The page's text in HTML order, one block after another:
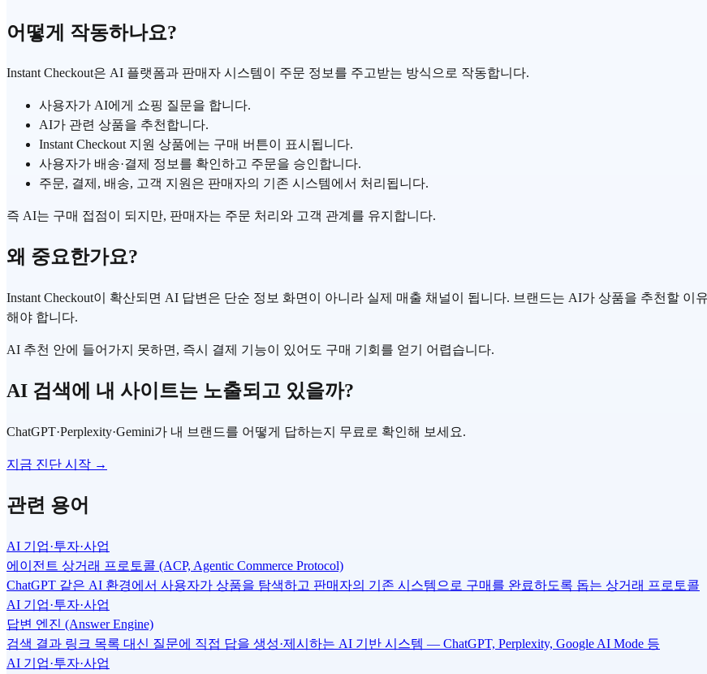
어떻게 작동하나요?
Instant Checkout은 AI 플랫폼과 판매자 시스템이 주문 정보를 주고받는 방식으로 작동합니다.
사용자가 AI에게 쇼핑 질문을 합니다.
AI가 관련 상품을 추천합니다.
Instant Checkout 지원 상품에는 구매 버튼이 표시됩니다.
사용자가 배송·결제 정보를 확인하고 주문을 승인합니다.
주문, 결제, 배송, 고객 지원은 판매자의 기존 시스템에서 처리됩니다.
즉 AI는 구매 접점이 되지만, 판매자는 주문 처리와 고객 관계를 유지합니다.
왜 중요한가요?
Instant Checkout이 확산되면 AI 답변은 단순 정보 화면이 아니라 실제 매출 채널이 됩니다. 브랜드는 AI가 상품을 추천할 이
해야 합니다.
AI 추천 안에 들어가지 못하면, 즉시 결제 기능이 있어도 구매 기회를 얻기 어렵습니다.
AI 검색에 내 사이트는 노출되고 있을까?
ChatGPT·Perplexity·Gemini가 내 브랜드를 어떻게 답하는지 무료로 확인해 보세요.
지금 진단 시작 →
관련 용어
AI 기업·투자·사업
에이전트 상거래 프로토콜 (ACP, Agentic Commerce Protocol)
ChatGPT 같은 AI 환경에서 사용자가 상품을 탐색하고 판매자의 기존 시스템으로 구매를 완료하도록 돕는 상거래 프로토콜
AI 기업·투자·사업
답변 엔진 (Answer Engine)
검색 결과 링크 목록 대신 질문에 직접 답을 생성·제시하는 AI 기반 시스템 — ChatGPT, Perplexity, Google AI Mode 등
AI 기업·투자·사업